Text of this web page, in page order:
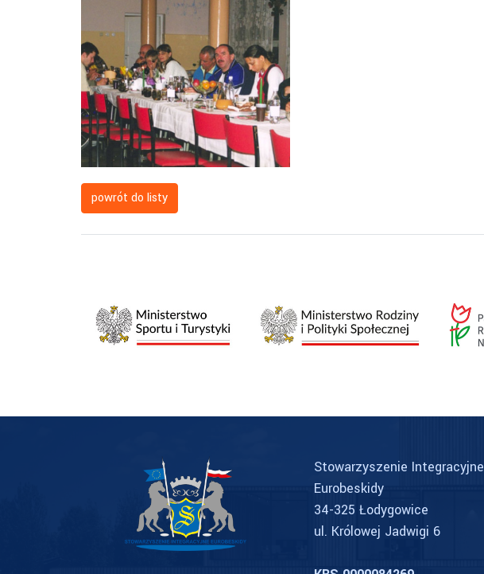
powrót do listy
Stowarzyszenie Integracyjne
Eurobeskidy
34-325 Łodygowice
ul. Królowej Jadwigi 6